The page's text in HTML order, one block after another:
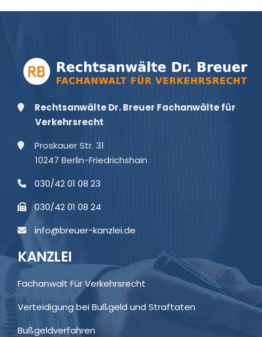
Rechtsanwälte Dr. Breuer Fachanwälte für
Verkehrsrecht
Proskauer Str. 31
10247 Berlin-Friedrichshain
030/42 01 08 23
030/42 01 08 24
info@breuer-kanzlei.de
KANZLEI
Fachanwalt Für Verkehrsrecht
Verteidigung bei Bußgeld und Straftaten
Bußgeldverfahren